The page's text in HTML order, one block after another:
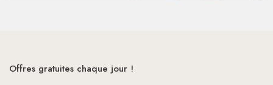
Offres gratuites chaque jour !